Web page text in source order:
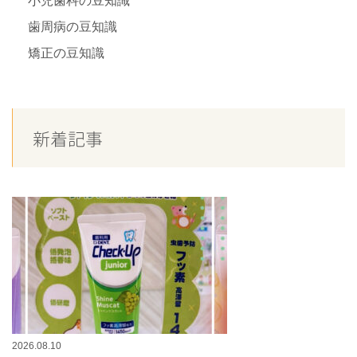
歯周病の豆知識
矯正の豆知識
新着記事
2026.08.10